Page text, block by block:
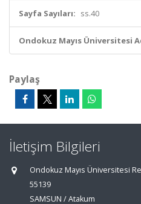
Sayfa Sayıları: ss.40
Ondokuz Mayıs Üniversitesi
Paylaş
İletişim Bilgileri
Ondokuz Mayıs Üniversitesi
55139
SAMSUN / Atakum